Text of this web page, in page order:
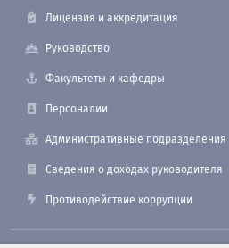
Лицензия и аккредитация
Руководство
Факультеты и кафедры
Персоналии
Административные подразделения
Сведения о доходах руководителя
Противодействие коррупции